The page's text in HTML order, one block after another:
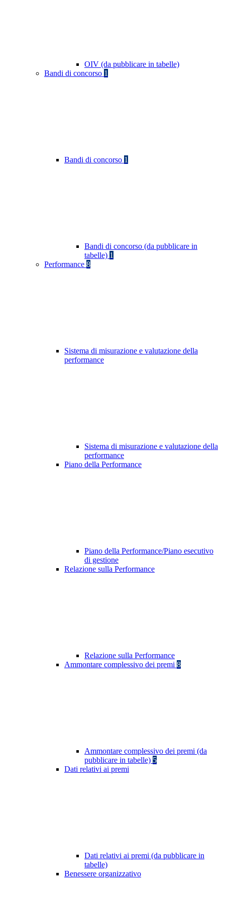
OIV (da pubblicare in tabelle)
Bandi di concorso 1
Bandi di concorso 1
Bandi di concorso (da pubblicare in
tabelle) 1
Performance 8
Sistema di misurazione e valutazione della
performance
Sistema di misurazione e valutazione della
performance
Piano della Performance
Piano della Performance/Piano esecutivo
di gestione
Relazione sulla Performance
Relazione sulla Performance
Ammontare complessivo dei premi 8
Ammontare complessivo dei premi (da
pubblicare in tabelle) 5
Dati relativi ai premi
Dati relativi ai premi (da pubblicare in
tabelle)
Benessere organizzativo